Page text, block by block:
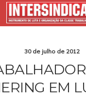
30 de julho de 2012
EM